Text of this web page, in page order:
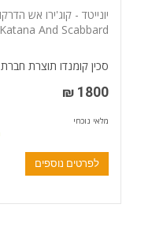
Katana And Scabbard
סכין קומנדו תוצרת חברת UNITED להב פלדת...
1800 ₪
מלאי נוכחי
לפרטים נוספים